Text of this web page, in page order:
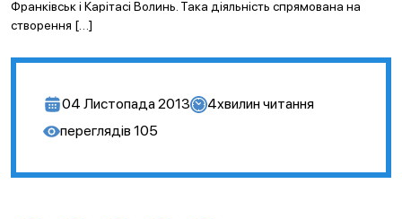
Франківськ і Карітасі Волинь. Така діяльність спрямована на
створення […]
04 Листопада 2013 4хвилин читання
переглядів 105